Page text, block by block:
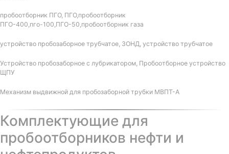
пробоотборник ПГО, ПГО,пробоотборник
ПГО-400,пго-100,ПГО-50,пробоотборник газа
устройство пробозаборное трубчатое, ЗОНД, устройство трубчатое
Устройство пробозаборное с лубрикатором, Пробоотборное устройство
ЩПУ
Механизм выдвижной для пробозаборной трубки МВПТ-А
Комплектующие для
пробоотборников нефти и